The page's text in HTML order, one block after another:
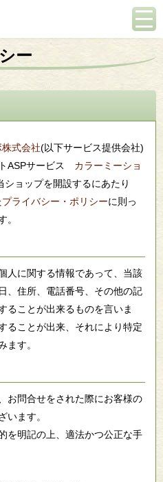
ー
式会社(以下サービス提供会社)
ASPサービス カラーミーショ
ョップを開設するにあたり
プライバシー・ポリシーに則っ
。
人に関する情報であって、当該
、住所、電話番号、その他の記
ることが出来るものを言いま
ることが出来、それにより特定
ます。
お問合せをされた際にお客様の
います。
を明記の上、適法かつ公正な手